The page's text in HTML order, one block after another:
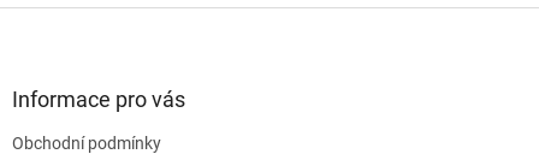
Informace pro vás
Obchodní podmínky